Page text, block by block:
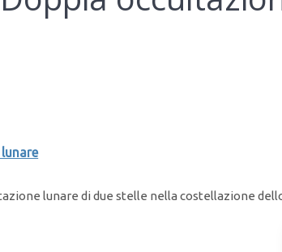
lunare di due stelle nella costellazione